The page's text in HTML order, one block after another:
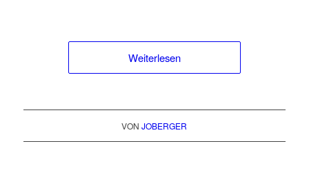
Weiterlesen
VONJOBERGER